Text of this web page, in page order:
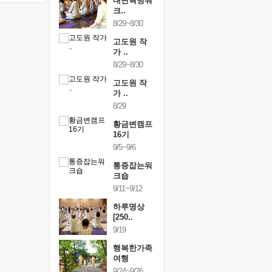
크..
8/29~8/30
고도원 작
가 ..
8/29~8/30
고도원 작
가 ..
8/29
황금변캠프
16기
9/5~9/6
통증잡는워
크숍
9/11~9/12
하루명상
[250..
9/19
행복한가족
여행